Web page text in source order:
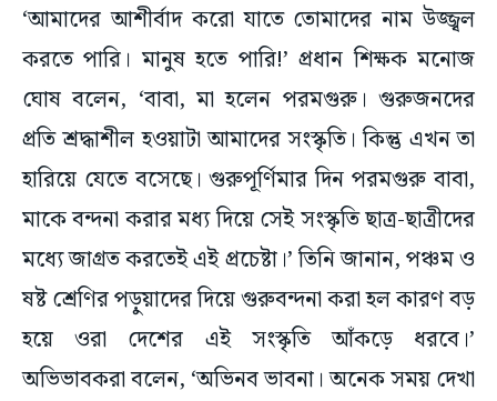
‘আমাদের আশীর্বাদ করো যাতে তোমাদের নাম উজ্জ্বল
করতে পারি। মানুষ হতে পারি!’ প্রধান শিক্ষক মনোজ
ঘোষ বলেন, ‘বাবা, মা হলেন পরমগুরু। গুরুজনদের
প্রতি শ্রদ্ধাশীল হওয়াটা আমাদের সংস্কৃতি। কিন্তু এখন তা
হারিয়ে যেতে বসেছে। গুরুপূর্ণিমার দিন পরমগুরু বাবা,
মাকে বন্দনা করার মধ্য দিয়ে সেই সংস্কৃতি ছাত্র-ছাত্রীদের
মধ্যে জাগ্রত করতেই এই প্রচেষ্টা।’ তিনি জানান, পঞ্চম ও
ষষ্ট শ্রেণির পড়ুয়াদের দিয়ে গুরুবন্দনা করা হল কারণ বড়
হয়ে ওরা দেশের এই সংস্কৃতি আঁকড়ে ধরবে।’
অভিভাবকরা বলেন, ‘অভিনব ভাবনা। অনেক সময় দেখা